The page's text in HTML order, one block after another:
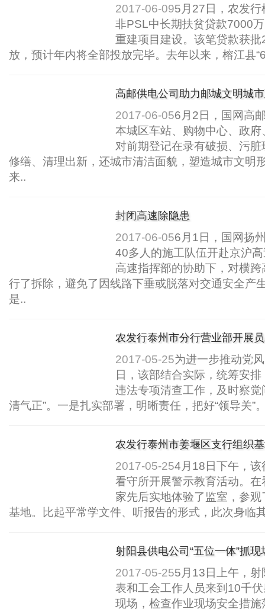
2017-06-095月27日，农发
非PSL中长期扶贫贷款7000
重建项目建设。该笔贷款获
放，预计年内将全部投放完毕。去年以来，榕江县
高邮供电公司助力邮城文明城
2017-06-056月2日，国网高
本城区车站、购物中心、政
对前期登记在录有破损、污
修缮、清理出新，还城市清洁面貌，塑造城市文明
来..
封闭高速除隐患
2017-06-056月1日，国网扬
40多人的施工队伍开赴京沪
高速指挥部的协助下，对横
行了拆除，避免了因线路下垂或脱落对交通安全产
是..
农发行泰州市分行营业部开展
2017-05-25为进一步推动党
日，该部结合实际，统筹安
违法专项清查工作，及时察觉
清气正”。一是扎实部署，明晰责任，把好“领导关”
农发行泰州市姜堰区支行组织
2017-05-254月18日下午，
看守所开展警示教育活动。
家先后实地体验了监室，参
基地。比起平常学文件、听报告的形式，此次身临
射阳县供电公司“五位一体”抓
2017-05-255月13日上午，
表和工会工作人员来到10千
现场，检查作业现场安全措